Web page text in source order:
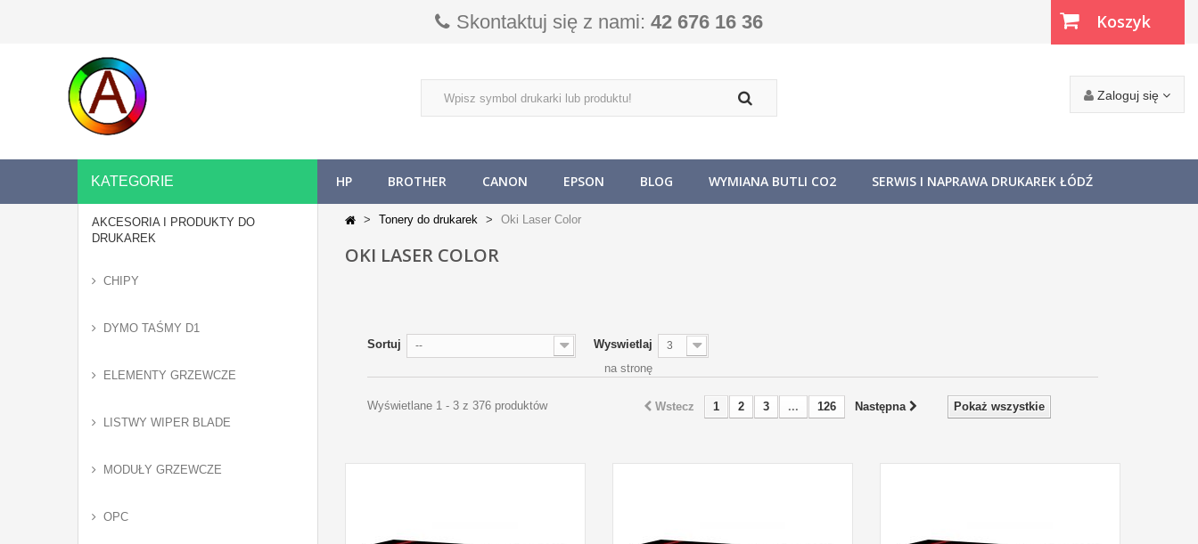
Skontaktuj się z nami: 42 676 16 36
Zaloguj się
Koszyk
KATEGORIE HP BROTHER CANON EPSON BLOG WYMIANA BUTLI CO2 SERWIS I NAPRAWA DRUKAREK ŁÓDŹ
AKCESORIA I PRODUKTY DO
DRUKAREK
CHIPY
DYMO TAŚMY D1
ELEMENTY GRZEWCZE
LISTWY WIPER BLADE
MODUŁY GRZEWCZE
OPC
Tonery do drukarek Oki Laser Color
OKI LASER COLOR
Sortuj -- Wyswietlaj 3
na stronę
Pokaż wszystkie
Wstecz 1 2 3 ... 126 Następna
Wyświetlane 1 - 3 z 376 produktów